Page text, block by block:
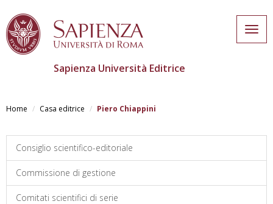
contenuto
Sapienza Università Editrice
Home Casa editrice Piero Chiappini
Consiglio scientifico-editoriale
Commissione di gestione
Comitati scientifici di serie